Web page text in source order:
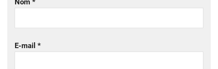
Nom *
E-mail *